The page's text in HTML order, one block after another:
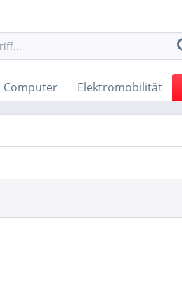
Computer Elektromobilität